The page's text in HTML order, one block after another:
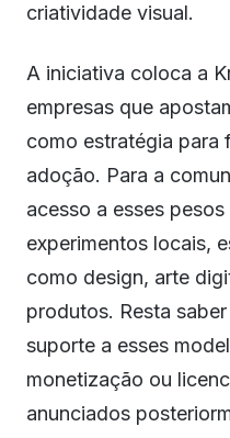
criatividade visual.
A iniciativa coloca a
empresas que
como estratégia para
adoção. Para a
acesso a esses
experimentos locais,
como design, arte
produtos. Resta
suporte a esses
monetização ou
anunciados